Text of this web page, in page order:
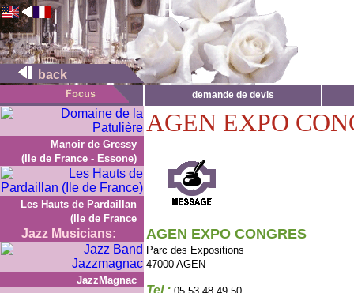
back
demande de devis
Manoir de Gressy
(Ile de France - Essone)
Les Hauts de Pardaillan
(Ile de France
Jazz Musicians:
JazzMagnac
AGEN EXPO
AGEN EXPO CONGRES
Parc des Expositions
47000 AGEN
Tel :